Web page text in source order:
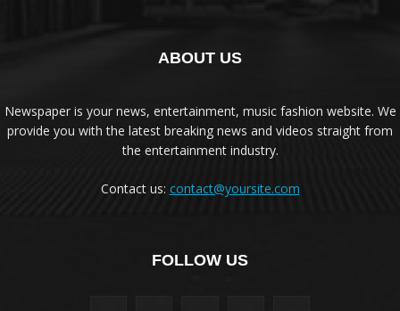
ABOUT US
Newspaper is your news, entertainment, music fashion website. We
provide you with the latest breaking news and videos straight from
the entertainment industry.
Contact us: contact@yoursite.com
FOLLOW US